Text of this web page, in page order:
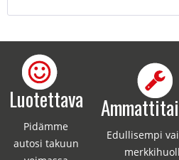
Luotettava
Pidämme
autosi takuun
Edullisempi